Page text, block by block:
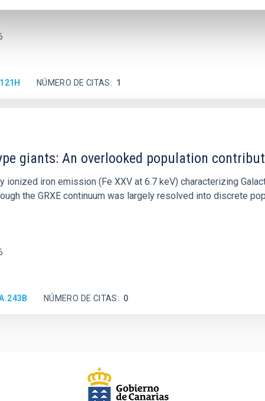
NÚMERO DE CITAS 1
giants: An overlooked population
ionized iron emission (Fe XXV at 6.7 keV) characterizing
the GRXE continuum was largely resolved into discrete
NÚMERO DE CITAS 0